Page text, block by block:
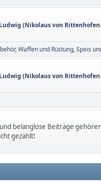
(Nikolaus von Rittenhofen
Waffen und Rüstung Speis
(Nikolaus von Rittenhofen
belanglose Beiträge
gezählt!